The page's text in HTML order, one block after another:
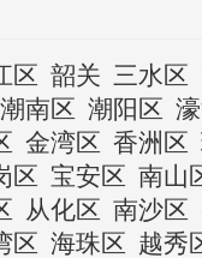
区 韶关 三水区
潮南区 潮阳区
金湾区 香洲区
区 宝安区 南山
从化区 南沙区
区 海珠区 越秀